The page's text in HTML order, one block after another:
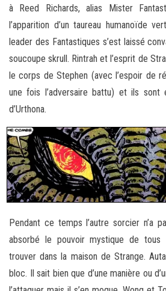
à Reed Richards, alias Mister
l’apparition d’un taureau humanoïde
leader des Fantastiques s’est laissé
soucoupe skrull. Rintrah et l’esprit de
le corps de Stephen (avec l’espoir de
une fois l’adversaire battu) et ils sont
d’Urthona.
Pendant ce temps l’autre sorcier n’a
absorbé le pouvoir mystique de tous
trouver dans la maison de Strange.
bloc. Il sait bien que d’une manière ou